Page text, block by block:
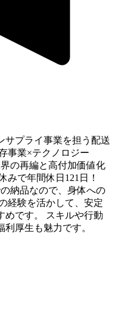
サプライ事業を担う配送
事業×テクノロジー
の再編と高付加価値化
みで年間休日121日！
納品なので、身体への
経験を活かして、安定
めです。 スキルや行動
厚生も魅力です。